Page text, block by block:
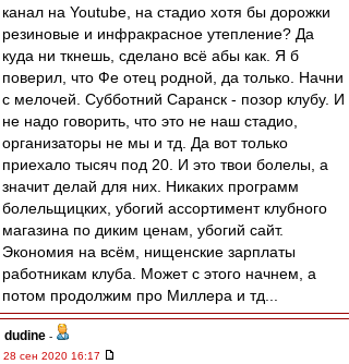
канал на Youtube, на стадио хотя бы дорожки
резиновые и инфракрасное утепление? Да
куда ни ткнешь, сделано всё абы как. Я б
поверил, что Фе отец родной, да только. Начни
с мелочей. Субботний Саранск - позор клубу. И
не надо говорить, что это не наш стадио,
организаторы не мы и тд. Да вот только
приехало тысяч под 20. И это твои болелы, а
значит делай для них. Никаких программ
болельщицких, убогий ассортимент клубного
магазина по диким ценам, убогий сайт.
Экономия на всём, нищенские зарплаты
работникам клуба. Может с этого начнем, а
потом продолжим про Миллера и тд...
dudine -
28 сен 2020 16:17